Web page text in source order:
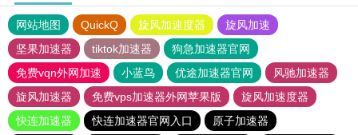
网站地图 QuickQ 旋风加速度器
旋风加速
坚果加速器
tiktok加速器
狗急加速器官网
免费vqn外网加速
小蓝鸟 优途加速器官网
风驰加速器
旋风加速器
免费vps加速器外网苹果版
旋风加速度器
快连加速器
快连加速器官网入口
原子加速器